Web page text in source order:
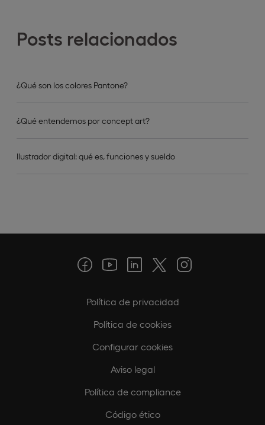
Posts relacionados
¿Qué son los colores Pantone?
¿Qué entendemos por concept art?
Ilustrador digital: qué es, funciones y sueldo
Política de privacidad
Política de cookies
Configurar cookies
Aviso legal
Política de compliance
Código ético